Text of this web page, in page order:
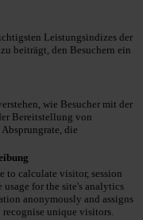
Leistungsindizes der
beiträgt, den Besuchern ein
wie Besucher mit der
Bereitstellung von
die
to calculate visitor, session
usage for the site's analytics
anonymously and assigns
unique visitors.